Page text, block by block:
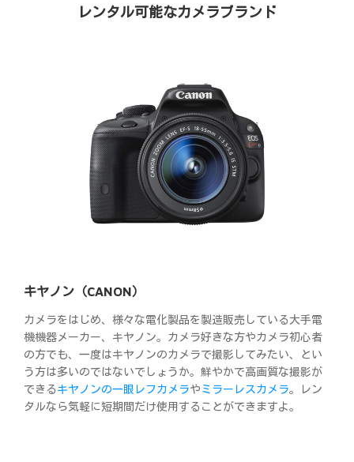
レンタル可能なカメラブランド
キヤノン（CANON）
カメラをはじめ、様々な電化製品を製造販売している大手電
機機器メーカー、キヤノン。カメラ好きな方やカメラ初心者
の方でも、一度はキヤノンのカメラで撮影してみたい、とい
う方は多いのではないでしょうか。鮮やかで高画質な撮影が
できるキヤノンの一眼レフカメラやミラーレスカメラ。レン
タルなら気軽に短期間だけ使用することができますよ。